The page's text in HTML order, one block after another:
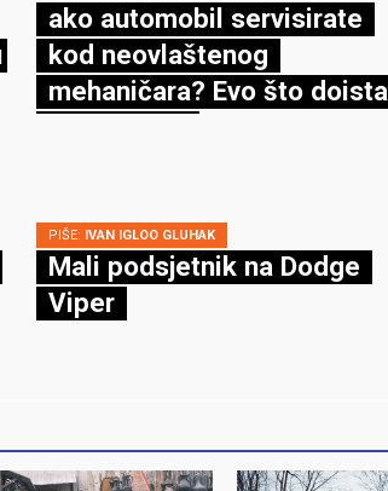
ako automobil servisirate
kod neovlaštenog
mehaničara? Evo što doista
PIŠE: IVAN IGLOO GLUHAK
Mali podsjetnik na Dodge
Viper